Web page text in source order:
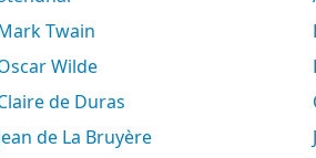
Mark Twain
Oscar Wilde
Claire de Duras
Jean de La Bruyère